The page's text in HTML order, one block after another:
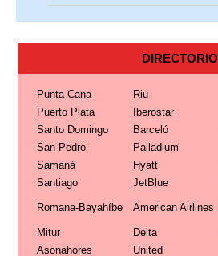
DIRECTORIO
Punta Cana Riu
Puerto Plata
Iberostar
Santo Domingo
Barceló
San Pedro
Palladium
Samaná
Hyatt
Santiago
JetBlue
Romana-Bayahíbe American Airlines
Mitur
Delta
Asonahores
United